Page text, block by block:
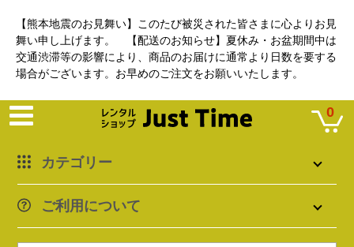
【熊本地震のお見舞い】このたび被災された皆さまに心よりお見
舞い申し上げます。 【配送のお知らせ】夏休み・お盆期間中は
交通渋滞等の影響により、商品のお届けに通常より日数を要する
場合がございます。お早めのご注文をお願いいたします。
カテゴリー
ご利用について
0